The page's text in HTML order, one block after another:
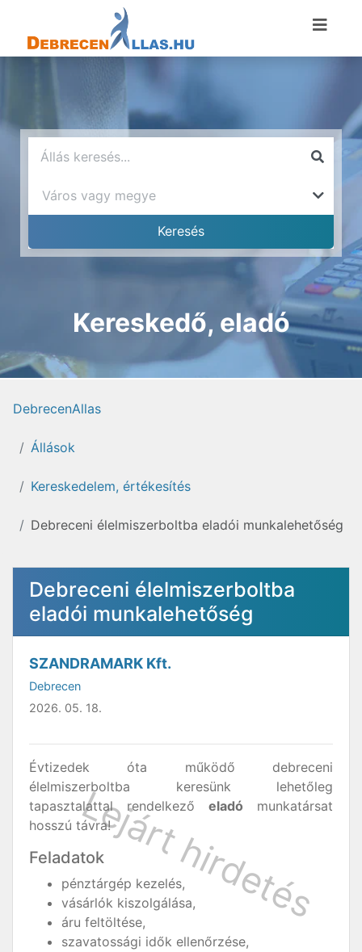
Kereskedő, eladó
DebrecenAllas
Állások
Kereskedelem, értékesítés
Debreceni élelmiszerboltba eladói munkalehetőség
Debreceni élelmiszerboltba
eladói munkalehetőség
SZANDRAMARK Kft.
Debrecen
2026. 05. 18.
Évtizedek óta működő debreceni
élelmiszerboltba keresünk lehetőleg
tapasztalattal rendelkező eladó munkatársat
hosszú távra!
Feladatok
pénztárgép kezelés,
vásárlók kiszolgálása,
áru feltöltése,
szavatossági idők ellenőrzése,